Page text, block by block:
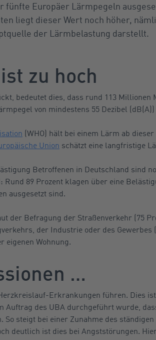
fünfte Europäer Lärmpegeln
liegt dieser Wert noch höher,
der Lärmbelastung darstellt.
zu hoch
bedeutet dies, dass rund 113 Millionen
von mindestens 55 Dezibel
(WHO) hält bei einem Lärm ab
Union schätzt eine langfristige
Betroffenen in Deutschland sind
Rund 89 Prozent klagen über eine
ausgesetzt sind.
der Befragung der Straßenverkehr (75
der Industrie oder des Gewerbes
eigenen Wohnung.
…
Erkrankungen führen. Dies
Auftrag des UBA durchgeführt wurde,
So steigt bei einer Zunahme des
deutlich ist dies bei Angststörungen.